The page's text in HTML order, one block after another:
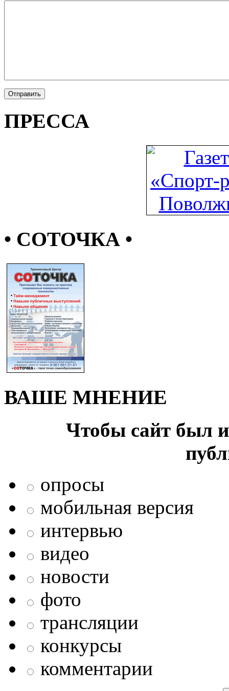
ПРЕССА
• СОТОЧКА •
ВАШЕ МНЕНИЕ
Чтобы сайт был
опросы
мобильная версия
интервью
видео
новости
фото
трансляции
конкурсы
комментарии